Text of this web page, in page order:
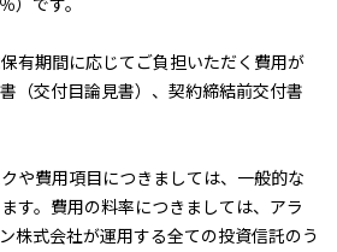
有期間に応じてご負担いただく費用が
（交付目論見書）、契約締結前交付書
や費用項目につきましては、一般的な
す。費用の料率につきましては、アラ
株式会社が運用する全ての投資信託のう